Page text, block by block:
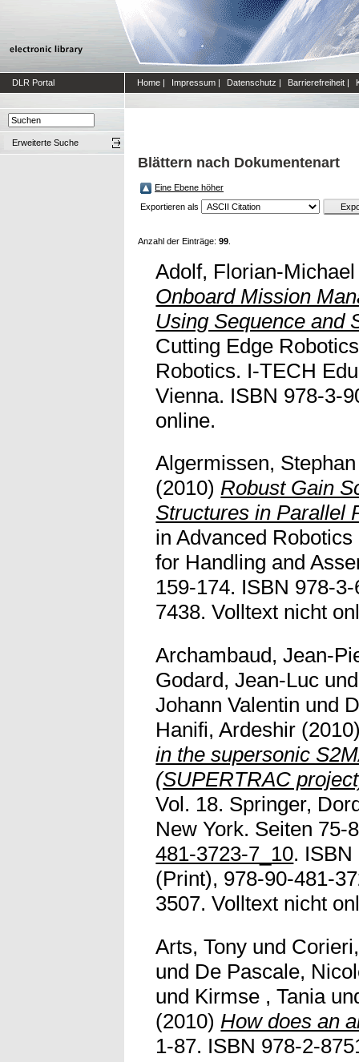
DLR Portal Home | Impressum | Datenschutz | Barrierefreiheit |
Erweiterte Suche
Blättern nach Dokumentenart
Eine Ebene höher
Exportieren als
Anzahl der Einträge: 99
Adolf, Florian-Michael
Onboard Mission
Using Sequence and
Cutting Edge
Robotics. I-TECH
Vienna. ISBN 978-3-
online.
Algermissen, Stephan
(2010)Robust Gain
Structures in Parallel
in Advanced
for Handling and
159-174. ISBN 978-
7438. Volltext nicht
Archambaud, Jean-
Godard, Jean-Luc
Johann Valentin und
Hanifi, Ardeshir
in the supersonic
(SUPERTRAC
Vol. 18. Springer,
New York. Seiten 75-
481-3723-7_10.
(Print), 978-90-481-
3507. Volltext nicht
Arts, Tony und
und De Pascale,
und Kirmse , Tania
(2010) How does an
1-87. ISBN 978-2-